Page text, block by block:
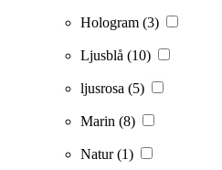
Hologram (3)
Ljusblå (10)
ljusrosa (5)
Marin (8)
Natur(1)